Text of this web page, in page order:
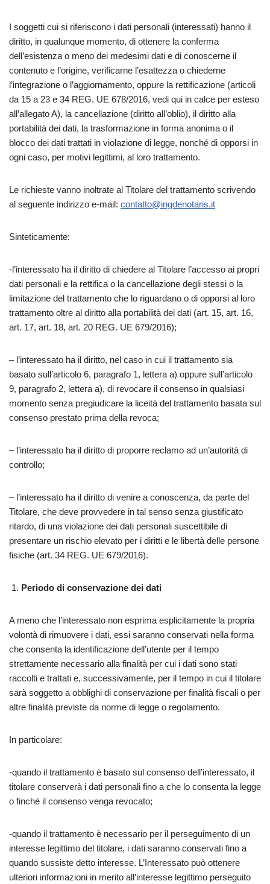
I soggetti cui si riferiscono i dati personali (interessati) hanno il
diritto, in qualunque momento, di ottenere la conferma
dell’esistenza o meno dei medesimi dati e di conoscerne il
contenuto e l’origine, verificarne l’esattezza o chiederne
l’integrazione o l’aggiornamento, oppure la rettificazione (articoli
da 15 a 23 e 34 REG. UE 678/2016, vedi qui in calce per esteso
all’allegato A), la cancellazione (diritto all’oblio), il diritto alla
portabilità dei dati, la trasformazione in forma anonima o il
blocco dei dati trattati in violazione di legge, nonché di opporsi in
ogni caso, per motivi legittimi, al loro trattamento.
Le richieste vanno inoltrate al Titolare del trattamento scrivendo
al seguente indirizzo e-mail: contatto@ingdenotaris.it
Sinteticamente:
-l’interessato ha il diritto di chiedere al Titolare l’accesso ai propri
dati personali e la rettifica o la cancellazione degli stessi o la
limitazione del trattamento che lo riguardano o di opporsi al loro
trattamento oltre al diritto alla portabilità dei dati (art. 15, art. 16,
art. 17, art. 18, art. 20 REG. UE 679/2016);
– l’interessato ha il diritto, nel caso in cui il trattamento sia
basato sull’articolo 6, paragrafo 1, lettera a) oppure sull’articolo
9, paragrafo 2, lettera a), di revocare il consenso in qualsiasi
momento senza pregiudicare la liceità del trattamento basata sul
consenso prestato prima della revoca;
– l’interessato ha il diritto di proporre reclamo ad un’autorità di
controllo;
– l’interessato ha il diritto di venire a conoscenza, da parte del
Titolare, che deve provvedere in tal senso senza giustificato
ritardo, di una violazione dei dati personali suscettibile di
presentare un rischio elevato per i diritti e le libertà delle persone
fisiche (art. 34 REG. UE 679/2016).
Periodo di conservazione dei dati
A meno che l’interessato non esprima esplicitamente la propria
volontà di rimuovere i dati, essi saranno conservati nella forma
che consenta la identificazione dell’utente per il tempo
strettamente necessario alla finalità per cui i dati sono stati
raccolti e trattati e, successivamente, per il tempo in cui il titolare
sarà soggetto a obblighi di conservazione per finalità fiscali o per
altre finalità previste da norme di legge o regolamento.
In particolare:
-quando il trattamento è basato sul consenso dell’interessato, il
titolare conserverà i dati personali fino a che lo consenta la legge
o finché il consenso venga revocato;
-quando il trattamento è necessario per il perseguimento di un
interesse legittimo del titolare, i dati saranno conservati fino a
quando sussiste detto interesse. L’Interessato può ottenere
ulteriori informazioni in merito all’interesse legittimo perseguito